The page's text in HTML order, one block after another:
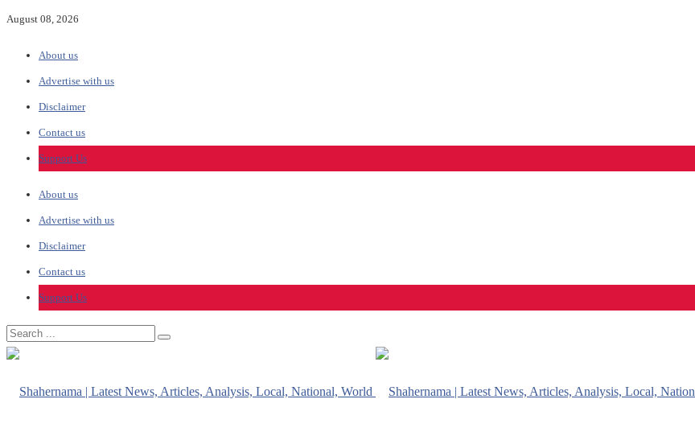
August 08, 2026
About us
Advertise with us
Disclaimer
Contact us
Support Us
About us
Advertise with us
Disclaimer
Contact us
Support Us